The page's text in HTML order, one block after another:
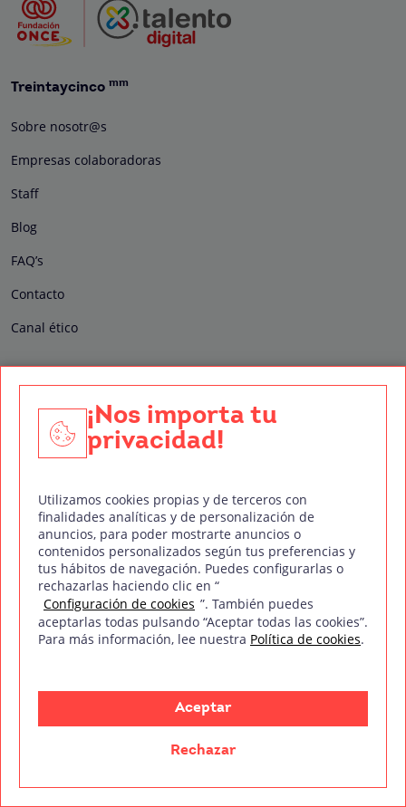
Treintaycinco mm
Sobre nosotr@s
Empresas colaboradoras
Staff
Blog
FAQ’s
Contacto
Canal ético
Doblaje
DJ y Producción Musical
Fotografía Digital
Técnico de Sonido
Edición y Postproducción de Vídeo
Nuestros sellos de calidad
¡Nos importa tu
privacidad!
Utilizamos cookies propias y de terceros con
finalidades analíticas y de personalización de
anuncios, para poder mostrarte anuncios o
contenidos personalizados según tus preferencias y
tus hábitos de navegación. Puedes configurarlas o
rechazarlas haciendo clic en “
Configuración de cookies ”. También puedes
aceptarlas todas pulsando “Aceptar todas las cookies”.
Para más información, lee nuestra Política de cookies.
Aceptar
Rechazar